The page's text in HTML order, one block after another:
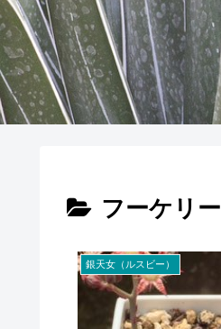
フーケリー
銀天女（ルスビー）